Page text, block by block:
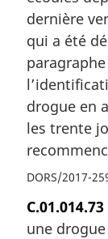
dernière
qui a été
drogue en
les trente
DORS/2017-
C.01.014.73
une